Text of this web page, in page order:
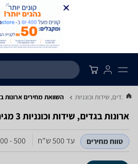
בגדים, שידות וכונניות השוואת מחירים ארונות בגדים,
ארונות בגדים, שידות וכונניות ‏3 מגירות ‏לבן
טווח מחירים עד 500‏ ש"ח 500 - 1,000‏ ש"ח